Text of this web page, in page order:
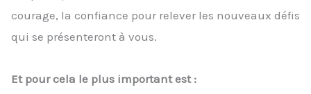
courage, la confiance pour relever les nouveaux défis
qui se présenteront à vous.
Et pour cela le plus important est :